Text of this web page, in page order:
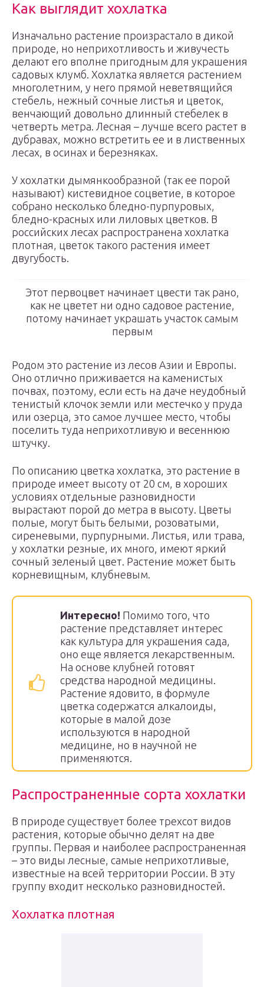
Как выглядит хохлатка
Изначально растение произрастало в дикой
природе, но неприхотливость и живучесть
делают его вполне пригодным для украшения
садовых клумб. Хохлатка является растением
многолетним, у него прямой неветвящийся
стебель, нежный сочные листья и цветок,
венчающий довольно длинный стебелек в
четверть метра. Лесная – лучше всего растет в
дубравах, можно встретить ее и в лиственных
лесах, в осинах и березняках.
У хохлатки дымянкообразной (так ее порой
называют) кистевидное соцветие, в которое
собрано несколько бледно-пурпуровых,
бледно-красных или лиловых цветков. В
российских лесах распространена хохлатка
плотная, цветок такого растения имеет
двугубость.
Этот первоцвет начинает цвести так рано,
как не цветет ни одно садовое растение,
потому начинает украшать участок самым
первым
Родом это растение из лесов Азии и Европы.
Оно отлично приживается на каменистых
почвах, поэтому, если есть на даче неудобный
тенистый клочок земли или местечко у пруда
или озерца, это самое лучшее место, чтобы
поселить туда неприхотливую и весеннюю
штучку.
По описанию цветка хохлатка, это растение в
природе имеет высоту от 20 см, в хороших
условиях отдельные разновидности
вырастают порой до метра в высоту. Цветы
полые, могут быть белыми, розоватыми,
сиреневыми, пурпурными. Листья, или трава,
у хохлатки резные, их много, имеют яркий
сочный зеленый цвет. Растение может быть
корневищным, клубневым.
Интересно! Помимо того, что
растение представляет интерес
как культура для украшения сада,
оно еще является лекарственным.
На основе клубней готовят
средства народной медицины.
Растение ядовито, в формуле
цветка содержатся алкалоиды,
которые в малой дозе
используются в народной
медицине, но в научной не
применяются.
Распространенные сорта хохлатки
В природе существует более трехсот видов
растения, которые обычно делят на две
группы. Первая и наиболее распространенная
– это виды лесные, самые неприхотливые,
известные на всей территории России. В эту
группу входит несколько разновидностей.
Хохлатка плотная